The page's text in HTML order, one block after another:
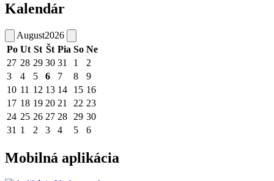
Kalendár
August2026
Po Ut St Št Pia So Ne
27 28 29 30 31 1
2
3
4 5 6 7 8
9
10 11 12 13 14 15 16
17 18 19 20 21 22 23
24 25 26 27 28 29 30
31 1 2 3 4 5 6
Mobilná aplikácia